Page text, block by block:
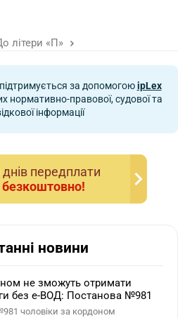
літери «П»
за допомогоюipLex
нормативно-правової, судової та
інформації
днiв передплати
безкоштовно!
новини
не зможуть отримати
без е-ВОД: Постанова №981
чоловіки за кордоном